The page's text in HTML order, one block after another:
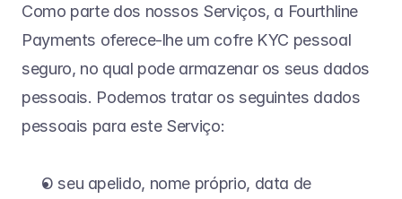
Como parte dos nossos Serviços, a Fourthline
Payments oferece-lhe um cofre KYC pessoal
seguro, no qual pode armazenar os seus dados
pessoais. Podemos tratar os seguintes dados
pessoais para este Serviço:
O seu apelido, nome próprio, data de